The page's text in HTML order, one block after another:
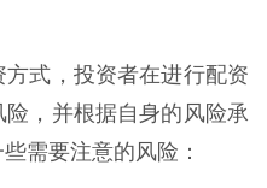
式，投资者在进行配资
，并根据自身的风险承
需要注意的风险：